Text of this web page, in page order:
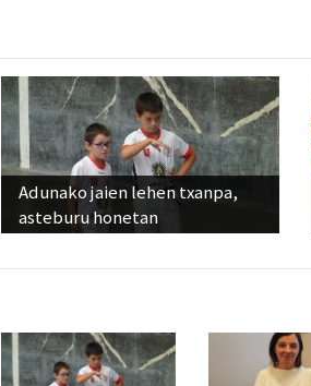
Adunako jaien lehen txanpa,
asteburu honetan